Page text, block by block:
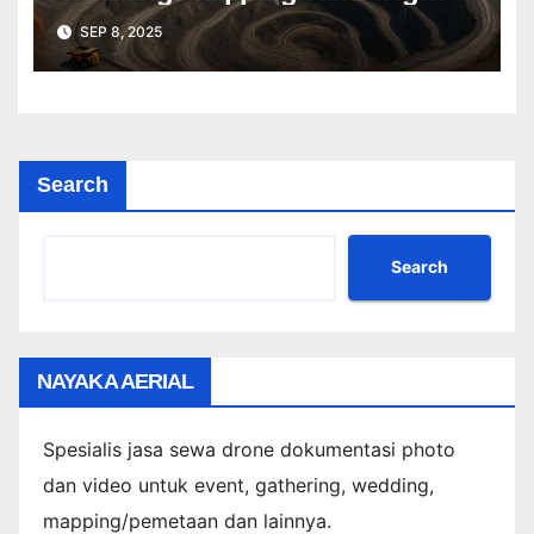
Profesional Lebih Cepat & Akurat
SEP 8, 2025
Search
Search
NAYAKA AERIAL
Spesialis jasa sewa drone dokumentasi photo
dan video untuk event, gathering, wedding,
mapping/pemetaan dan lainnya.